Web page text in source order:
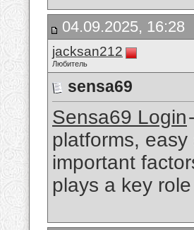
04.09.2025, 16:28
jacksan212
Любитель
sensa69
Sensa69 Login
platforms,
important
plays a key